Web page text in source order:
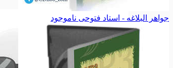
همه دسته بندی های پیکسل
جواهر البلاغه - استاد فتوحی ناموجود